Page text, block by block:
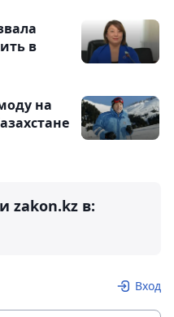
в
на
zakon.kz в:
Вход